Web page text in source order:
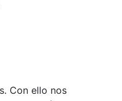
Con ello nos